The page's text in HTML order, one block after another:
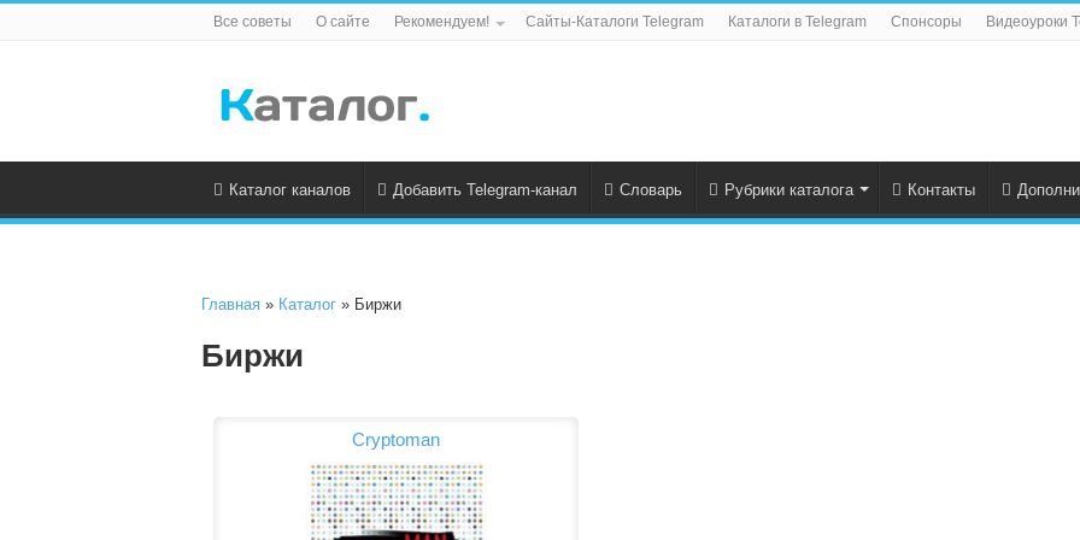
Все советы О сайте Рекомендуем! Сайты-Каталоги Telegram Каталоги в Telegram Спонсоры Видеоуроки
Каталог каналов Добавить Telegram-канал Словарь Рубрики каталога Контакты
Главная » Каталог » Биржи
Биржи
Cryptoman